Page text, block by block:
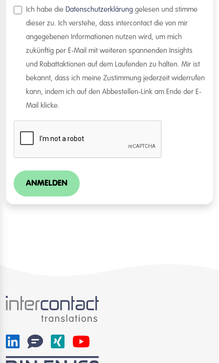
Ich habe die Datenschutzerklärung gelesen und stimme
dieser zu. Ich verstehe, dass intercontact die von mir
angegebenen Informationen nutzen wird, um mich
zukünftig per E-Mail mit weiteren spannenden Insights
und Rabattaktionen auf dem Laufenden zu halten. Mir ist
bekannt, dass ich meine Zustimmung jederzeit widerrufen
kann, indem ich auf den Abbestellen-Link am Ende der E-
Mail klicke.
ANMELDEN